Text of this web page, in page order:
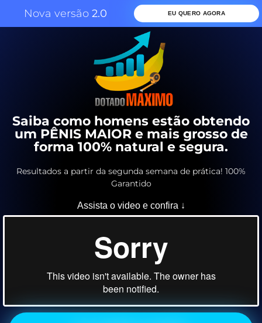
Nova versão 2.0 EU QUERO AGORA
Saiba como homens estão obtendo
um PÊNIS MAIOR e mais grosso de
forma 100% natural e segura.
Resultados a partir da segunda semana de prática! 100%
Garantido
Assista o video e confira ↓